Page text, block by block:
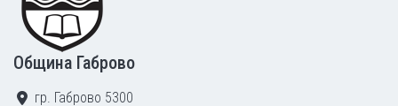
Община Габрово
гр. Габрово 5300